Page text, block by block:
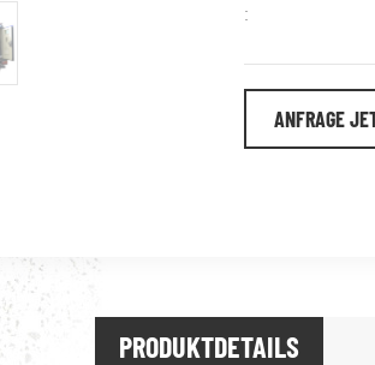
:
ANFRAGE
PRODUKTDETAILS